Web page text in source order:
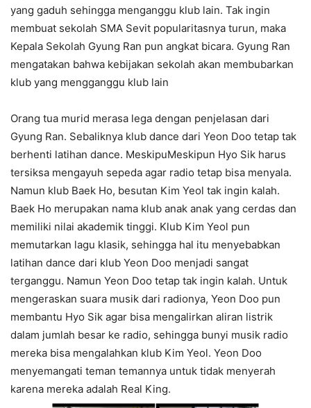
yang gaduh sehingga menganggu klub lain. Tak ingin
membuat sekolah SMA Sevit popularitasnya turun, maka
Kepala Sekolah Gyung Ran pun angkat bicara. Gyung Ran
mengatakan bahwa kebijakan sekolah akan membubarkan
klub yang mengganggu klub lain
Orang tua murid merasa lega dengan penjelasan dari
Gyung Ran. Sebaliknya klub dance dari Yeon Doo tetap tak
berhenti latihan dance. MeskipuMeskipun Hyo Sik harus
tersiksa mengayuh sepeda agar radio tetap bisa menyala.
Namun klub Baek Ho, besutan Kim Yeol tak ingin kalah.
Baek Ho merupakan nama klub anak anak yang cerdas dan
memiliki nilai akademik tinggi. Klub Kim Yeol pun
memutarkan lagu klasik, sehingga hal itu menyebabkan
latihan dance dari klub Yeon Doo menjadi sangat
terganggu. Namun Yeon Doo tetap tak ingin kalah. Untuk
mengeraskan suara musik dari radionya, Yeon Doo pun
membantu Hyo Sik agar bisa mengalirkan aliran listrik
dalam jumlah besar ke radio, sehingga bunyi musik radio
mereka bisa mengalahkan klub Kim Yeol. Yeon Doo
menyemangati teman temannya untuk tidak menyerah
karena mereka adalah Real King.